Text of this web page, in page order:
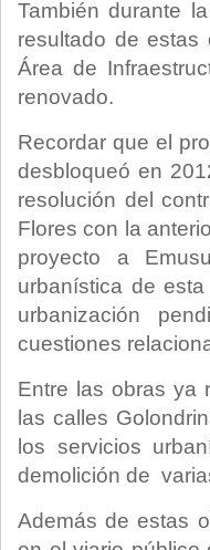
También durante
resultado de estas
Área de
renovado.
Recordar que el
desbloqueó en
resolución del
Flores con la
proyecto a
urbanística de
urbanización
cuestiones
Entre las obras ya
las calles
los servicios
demolición de
Además de estas